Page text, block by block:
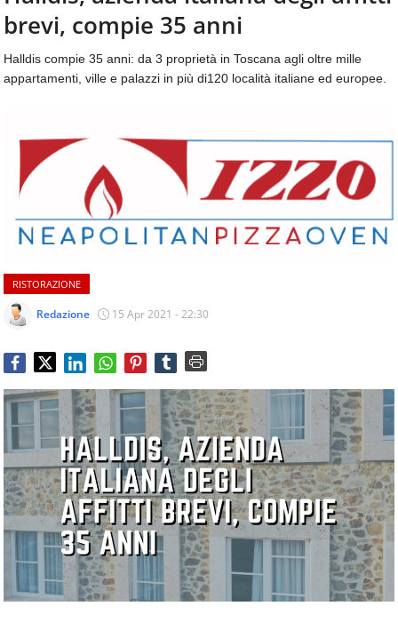
aggiornamenti
quotidiani
temi
come
food
&
beverage,
catering
e
articoli
sul
mondo
dell'alimentazione,
dei
fuoricasa,
Food
Service
tutte
le
novità
del
comparto
Horeca.
CONTATTI
brevi, compie 35 anni
Halldis compie 35 anni: da 3 proprietà in Toscana agli oltre mille
appartamenti, ville e palazzi in più di120 località italiane ed europee.
RISTORAZIONE
Redazione 15 Apr 2021 - 22:30